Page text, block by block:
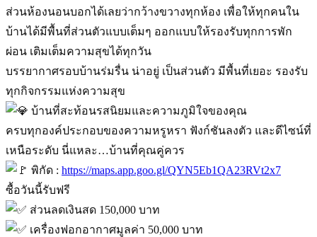
ส่วนห้องนอนบอกได้เลยว่ากว้างขวางทุกห้อง เพื่อให้ทุกคนใน
บ้านได้มีพื้นที่ส่วนตัวแบบเต็มๆ ออกแบบให้รองรับทุกการพัก
ผ่อน เติมเต็มความสุขได้ทุกวัน
บรรยากาศรอบบ้านร่มรื่น น่าอยู่ เป็นส่วนตัว มีพื้นที่เยอะ รองรับ
ทุกกิจกรรมแห่งความสุข
บ้านที่สะท้อนรสนิยมและความภูมิใจของคุณ
ครบทุกองค์ประกอบของความหรูหรา ฟังก์ชันลงตัว และดีไซน์ที่
เหนือระดับ นี่แหละ…บ้านที่คุณคู่ควร
พิกัด : https://maps.app.goo.gl/QYN5Eb1QA23RVt2x7
ซื้อวันนี้รับฟรี
ส่วนลดเงินสด 150,000 บาท
เครื่องฟอกอากาศมูลค่า 50,000 บาท